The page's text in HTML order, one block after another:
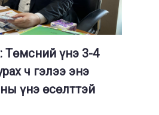
Төмсний үнэ 3-4
ч гэлээ энэ
үнэ өсөлттэй